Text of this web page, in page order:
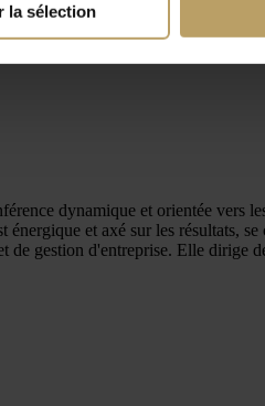
la sélection
dynamique et orientée vers
et axé sur les résultats,
de gestion d'entreprise. Elle dirige